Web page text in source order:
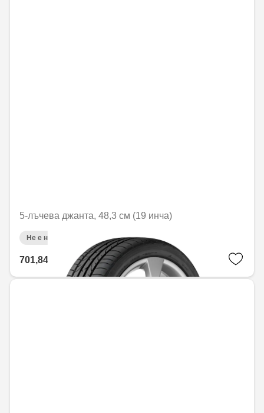
5-лъчева джанта, 48,3 см (19 инча)
Не е налично онлайн
701,84 € / 1372,69 лв.